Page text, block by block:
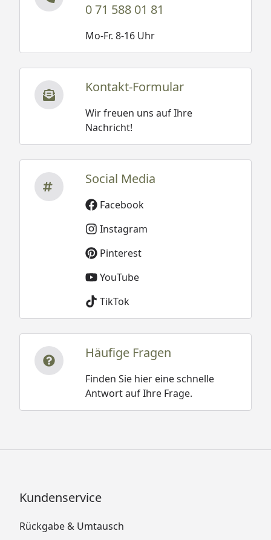
0 71 588 01 81
Mo-Fr. 8-16 Uhr
Kontakt-Formular
Wir freuen uns auf Ihre
Nachricht!
Social Media
Facebook
Instagram
Pinterest
YouTube
TikTok
Häufige Fragen
Finden Sie hier eine schnelle
Antwort auf Ihre Frage.
Kundenservice
Rückgabe & Umtausch